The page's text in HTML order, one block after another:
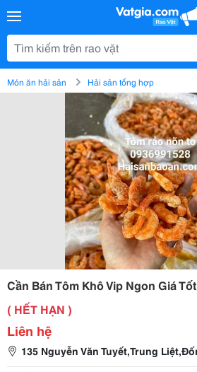
Món ăn hải sản Hải sản tổng hợp
Cần Bán Tôm Khô Vip Ngon Giá
( HẾT HẠN )
Liên hệ
135 Nguyễn Văn Tuyết,Trung